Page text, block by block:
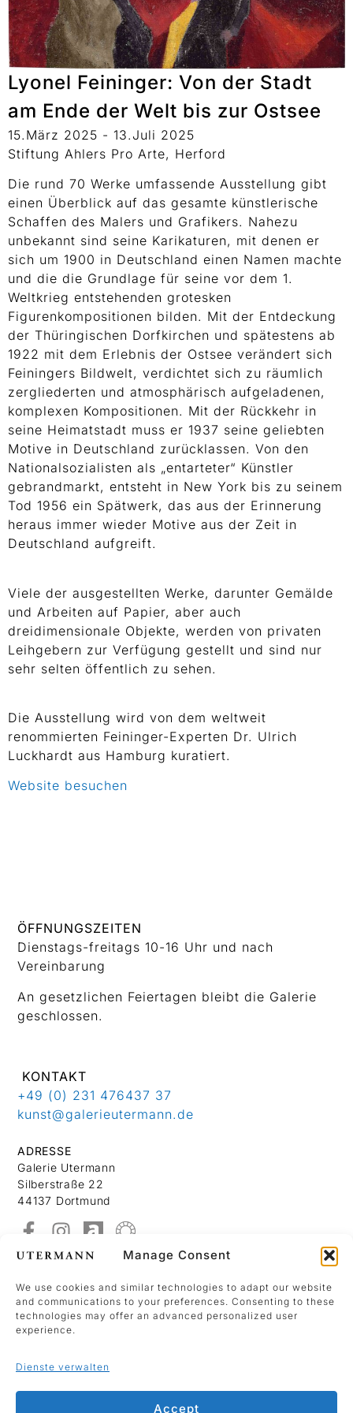
Manage Consent
We use cookies and similar technologies to adapt our website
and communications to your preferences. Consenting to these
technologies may offer an advanced personalized user
experience.
Dienste verwalten
Accept
Lyonel Feininger: Von der Stadt
am Ende der Welt bis zur Ostsee
15.März 2025 - 13.Juli 2025
Stiftung Ahlers Pro Arte, Herford
Die rund 70 Werke umfassende Ausstellung gibt
einen Überblick auf das gesamte künstlerische
Schaffen des Malers und Grafikers. Nahezu
unbekannt sind seine Karikaturen, mit denen er
sich um 1900 in Deutschland einen Namen machte
und die die Grundlage für seine vor dem 1.
Weltkrieg entstehenden grotesken
Figurenkompositionen bilden. Mit der Entdeckung
der Thüringischen Dorfkirchen und spätestens ab
1922 mit dem Erlebnis der Ostsee verändert sich
Feiningers Bildwelt, verdichtet sich zu räumlich
zergliederten und atmosphärisch aufgeladenen,
komplexen Kompositionen. Mit der Rückkehr in
seine Heimatstadt muss er 1937 seine geliebten
Motive in Deutschland zurücklassen. Von den
Nationalsozialisten als „entarteter“ Künstler
gebrandmarkt, entsteht in New York bis zu seinem
Tod 1956 ein Spätwerk, das aus der Erinnerung
heraus immer wieder Motive aus der Zeit in
Deutschland aufgreift.
Viele der ausgestellten Werke, darunter Gemälde
und Arbeiten auf Papier, aber auch
dreidimensionale Objekte, werden von privaten
Leihgebern zur Verfügung gestellt und sind nur
sehr selten öffentlich zu sehen.
Die Ausstellung wird von dem weltweit
renommierten Feininger-Experten Dr. Ulrich
Luckhardt aus Hamburg kuratiert.
Website besuchen
ÖFFNUNGSZEITEN
Dienstags-freitags 10-16 Uhr und nach
Vereinbarung
An gesetzlichen Feiertagen bleibt die Galerie
geschlossen.
KONTAKT
+49 (0) 231 476437 37
kunst@galerieutermann.de
ADRESSE
Galerie Utermann
Silberstraße 22
44137 Dortmund
Über Uns
Kontakt
Datenschutzerklärung
Impressum